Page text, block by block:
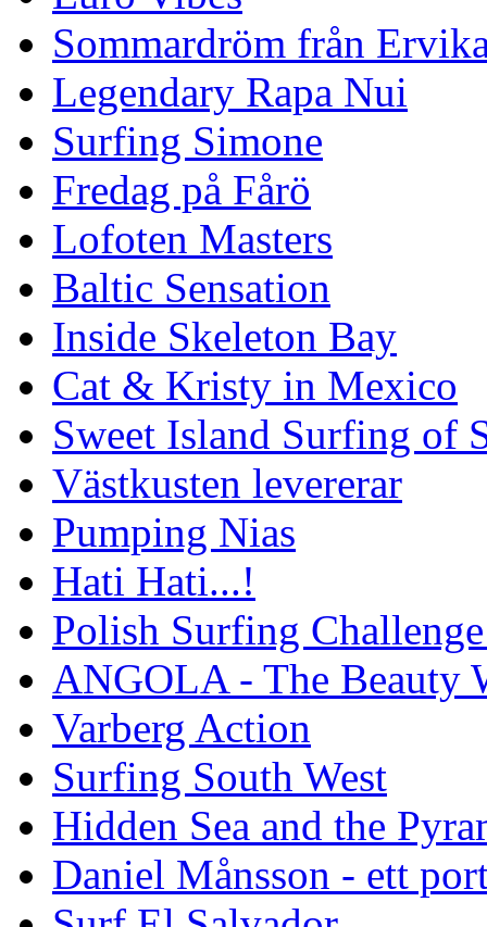
Sommardröm från
Legendary Rapa Nui
Surfing Simone
Fredag på Fårö
Lofoten Masters
Baltic Sensation
Inside Skeleton Bay
Cat & Kristy in Mexico
Sweet Island Surfing of
Västkusten levererar
Pumping Nias
Hati Hati...!
Polish Surfing
ANGOLA - The Beauty
Varberg Action
Surfing South West
Hidden Sea and the
Daniel Månsson - ett